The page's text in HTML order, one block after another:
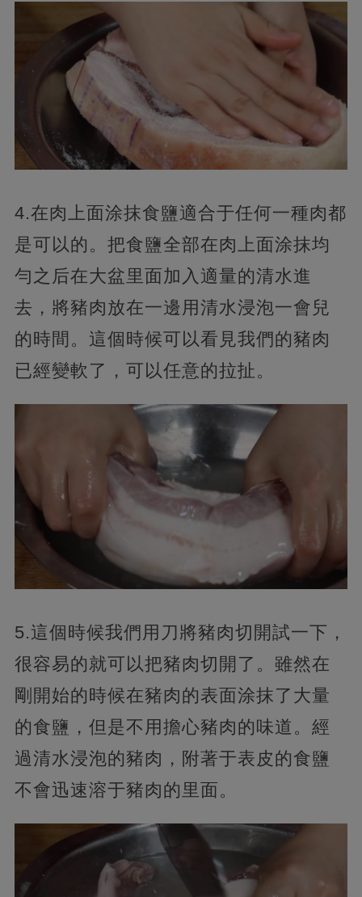
4.在肉上面涂抹食鹽適合于任何一種肉都
是可以的。把食鹽全部在肉上面涂抹均
勻之后在大盆里面加入適量的清水進
去，將豬肉放在一邊用清水浸泡一會兒
的時間。這個時候可以看見我們的豬肉
已經變軟了，可以任意的拉扯。
5.這個時候我們用刀將豬肉切開試一下，
很容易的就可以把豬肉切開了。雖然在
剛開始的時候在豬肉的表面涂抹了大量
的食鹽，但是不用擔心豬肉的味道。經
過清水浸泡的豬肉，附著于表皮的食鹽
不會迅速溶于豬肉的里面。